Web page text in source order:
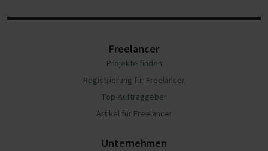
Freelancer
Projekte finden
Registrierung für Freelancer
Top-Auftraggeber
Artikel für Freelancer
Unternehmen